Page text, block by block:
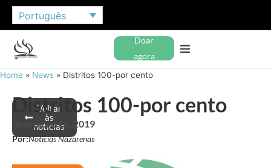
Português
Doar
agora
Home » News » Distritos 100-por cento
Voltar
às
notícias
Distritos 100-por cento
dezembro 16, 2019
Por:Notícias Nazarenas